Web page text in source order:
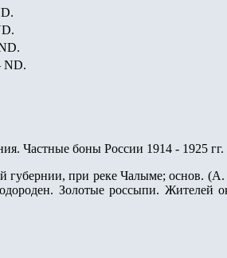
ND.
Частные боны России 1914 - 1925 гг.
губернии, при реке Чалыме; основ.
Золотые россыпи.